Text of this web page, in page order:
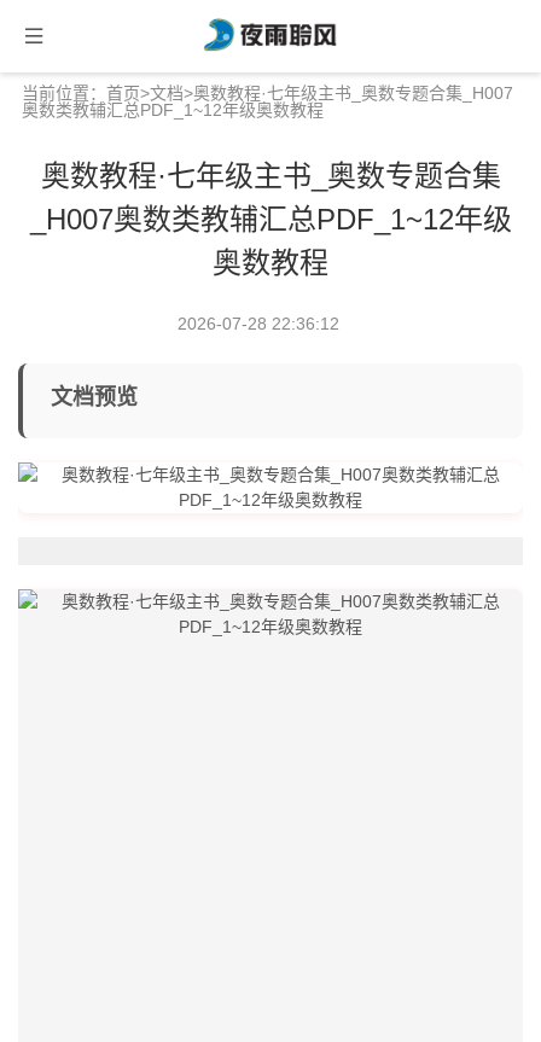
当前位置： 首页>文档>奥数教程·七年级主书_奥数专题合集_H007
奥数类教辅汇总PDF_1~12年级奥数教程
奥数教程·七年级主书_奥数专题合集
_H007奥数类教辅汇总PDF_1~12年级
奥数教程
2026-07-28 22:36:12
文档预览